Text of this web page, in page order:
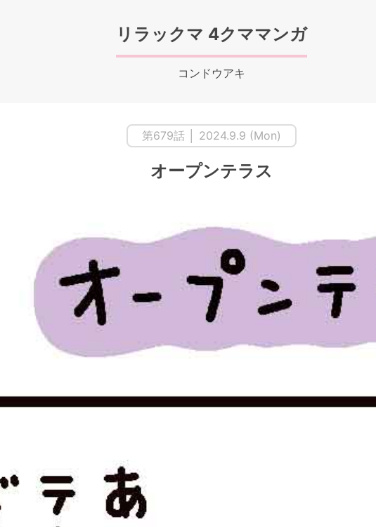
リラックマ 4クママンガ
コンドウアキ
第679話 │ 2024.9.9 (Mon)
オープンテラス